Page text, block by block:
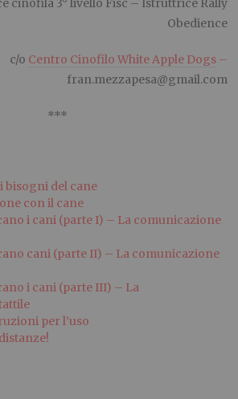
Obedience
c/o Centro Cinofilo White Apple Dogs–
fran.mezzapesa@gmail.com
***
bisogni del cane
con il cane
i cani (parte I) – La comunicazione
cani (parte II) – La comunicazione
i cani (parte III) – La
per l’uso